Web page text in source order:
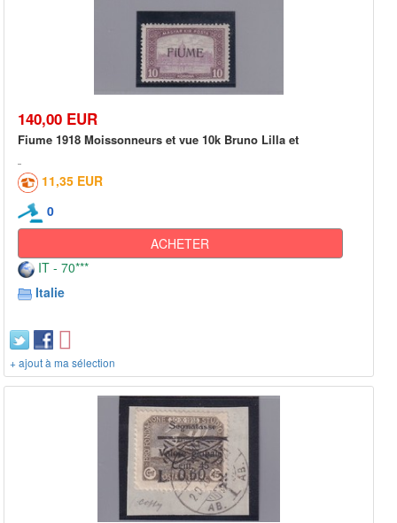
140,00 EUR
Fiume 1918 Moissonneurs et vue 10k Bruno Lilla et
11,35 EUR
0
ACHETER
IT - 70***
Italie
+ ajout à ma sélection